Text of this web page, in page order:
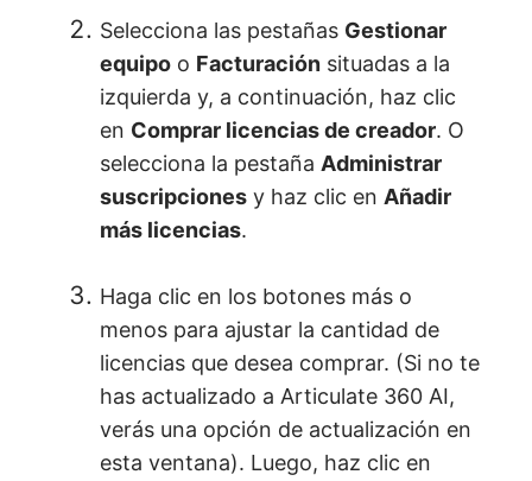
Selecciona las pestañas Gestionar
equipo o Facturación situadas a la
izquierda y, a continuación, haz clic
en Comprar licencias de creador. O
selecciona la pestaña Administrar
suscripciones y haz clic en Añadir
más licencias.
Haga clic en los botones más o
menos para ajustar la cantidad de
licencias que desea comprar. (Si no te
has actualizado a Articulate 360 AI,
verás una opción de actualización en
esta ventana). Luego, haz clic en